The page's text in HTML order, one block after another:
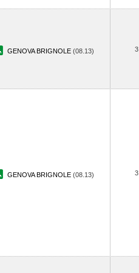
GENOVA BRIGNOLE (08.13) 3
GENOVA BRIGNOLE (08.13) 3